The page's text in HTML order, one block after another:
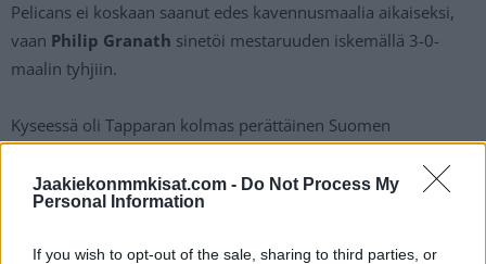
Jaakiekonmmkisat.com - Do Not Process My
Personal Information
If you wish to opt-out of the sale, sharing to third parties, or
Pelicans ei koskaan saanut edes kavennusmaalia aikaiseksi,
vaan Philip Granath sinetöi mestaruuden iskemällä 3-0-
maalin tyhjiin.
Kyseessä oli Tapparan kolmas perättäinen Suomen
merkkejä, vaikka valmennuskin meni uusiksi tällä kaudella.
Debyyttikausi olikin aivan mieletön Rikard Grönborgille, joka